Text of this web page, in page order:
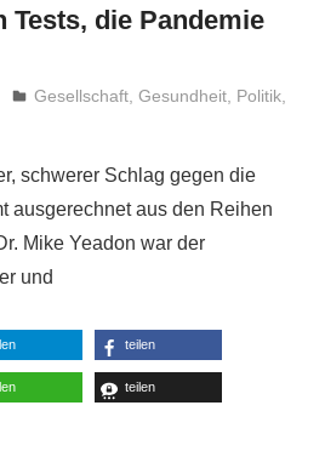
die Pandemie
Niki Vogt
Gesellschaft,Gesundheit, Politik,
schwerer Schlag gegen die
ausgerechnet aus den Reihen
Mike Yeadon war der
und
teilen
teilen